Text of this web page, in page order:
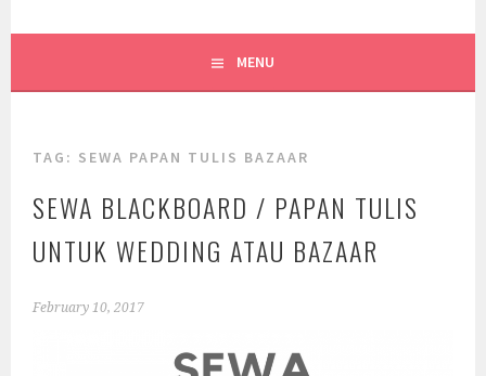
MENU
TAG: SEWA PAPAN TULIS BAZAAR
SEWA BLACKBOARD / PAPAN TULIS
UNTUK WEDDING ATAU BAZAAR
February 10, 2017